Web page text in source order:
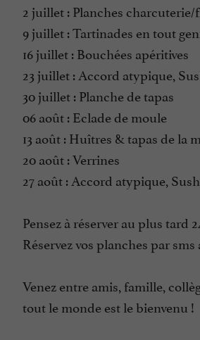
2 juillet : Planches charcuterie/
9 juillet : Tartinades en tout
16 juillet : Bouchées apéritives
23 juillet : Accord atypique,
30 juillet : Planche de tapas
06 août : Eclade de moule
13 août : Huîtres & tapas de la
20 août : Verrines
27 août : Accord atypique,
Pensez à réserver au plus tard
Réservez vos planches par sms
Venez entre amis, famille,
tout le monde est le bienvenu !